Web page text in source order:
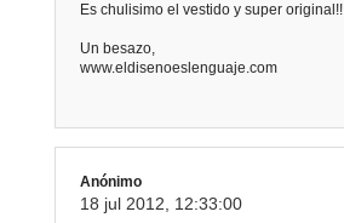
Es chulisimo el vestido y super original!!
Un besazo,
www.eldisenoeslenguaje.com
Anónimo
18 jul 2012, 12:33:00